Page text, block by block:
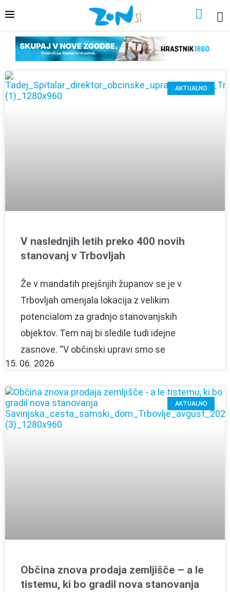
AKTUALNO
V naslednjih letih preko 400 novih
stanovanj v Trbovljah
Že v mandatih prejšnjih županov se je v
Trbovljah omenjala lokacija z velikim
potencialom za gradnjo stanovanjskih
objektov. Tem naj bi sledile tudi idejne
zasnove. “V občinski upravi smo se
15. 06. 2026
AKTUALNO
Občina znova prodaja zemljišče – a le
tistemu, ki bo gradil nova stanovanja